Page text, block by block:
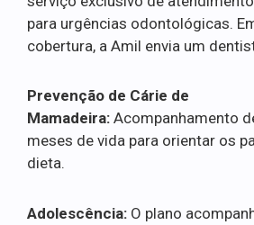
para urgências odontológicas.
cobertura, a Amil envia um
Prevenção de Cárie de
Mamadeira: Acompanhamento
meses de vida para orientar os
dieta.
Adolescência: O plano